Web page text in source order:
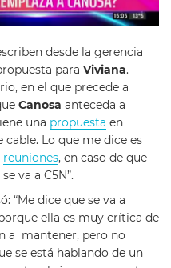
desde la gerencia
para Viviana.
en el que precede a
Canosa anteceda a
una propuesta en
Lo que me dice es
reuniones, en caso de que
va a C5N”.
“Me dice que se va a
ella es muy crítica de
a mantener, pero no
se está hablando de un